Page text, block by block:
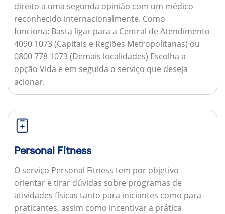
direito a uma segunda opinião com um médico
reconhecido internacionalmente. Como
funciona: Basta ligar para a Central de Atendimento
4090 1073 (Capitais e Regiões Metropolitanas) ou
0800 778 1073 (Demais localidades) Escolha a
opção Vida e em seguida o serviço que deseja
acionar.
Personal Fitness
O serviço Personal Fitness tem por objetivo
orientar e tirar dúvidas sobre programas de
atividades físicas tanto para iniciantes como para
praticantes, assim como incentivar a prática